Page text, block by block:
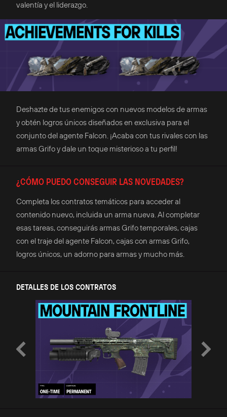
valentía y el liderazgo.
Deshazte de tus enemigos con nuevos modelos de armas
y obtén logros únicos diseñados en exclusiva para el
conjunto del agente Falcon. ¡Acaba con tus rivales con las
armas Grifo y dale un toque misterioso a tu perfil!
¿CÓMO PUEDO CONSEGUIR LAS NOVEDADES?
Completa los contratos temáticos para acceder al
contenido nuevo, incluida un arma nueva. Al completar
esas tareas, conseguirás armas Grifo temporales, cajas
con el traje del agente Falcon, cajas con armas Grifo,
logros únicos, un adorno para armas y mucho más.
DETALLES DE LOS CONTRATOS